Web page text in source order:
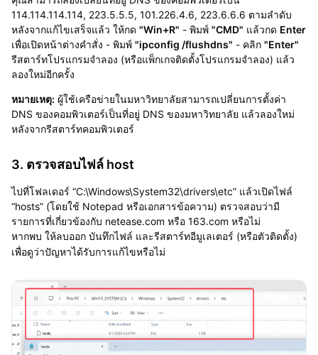
114.114.114.114, 223.5.5.5, 101.226.4.6, 223.6.6.6 ตามลำดับ
หลังจากแก้ไขเสร็จแล้ว ให้กด "Win+R" - พิมพ์ "CMD" แล้วกด Enter
เพื่อเปิดหน้าต่างคำสั่ง - พิมพ์ "ipconfig /flushdns" - คลิก "Enter"
รีสตาร์ทโปรแกรมจำลอง (หรือแพ็กเกจติดตั้งโปรแกรมจำลอง) แล้ว
ลองใหม่อีกครั้ง
หมายเหตุ: ผู้ใช้เครือข่ายในมหาวิทยาลัยสามารถเปลี่ยนการตั้งค่า
DNS ของคอมพิวเตอร์เป็นที่อยู่ DNS ของมหาวิทยาลัย แล้วลองใหม่
หลังจากรีสตาร์ทคอมพิวเตอร์
3. ตรวจสอบไฟล์ host
ไปที่โฟลเดอร์ “C:\Windows\System32\drivers\etc” แล้วเปิดไฟล์
“hosts” (โดยใช้ Notepad หรือเอกสารข้อความ) ตรวจสอบว่ามี
รายการที่เกี่ยวข้องกับ netease.com หรือ 163.com หรือไม่
หากพบ ให้ลบออก บันทึกไฟล์ และรีสตาร์ทอีมูเลเตอร์ (หรือตัวติดตั้ง)
เพื่อดูว่าปัญหาได้รับการแก้ไขหรือไม่